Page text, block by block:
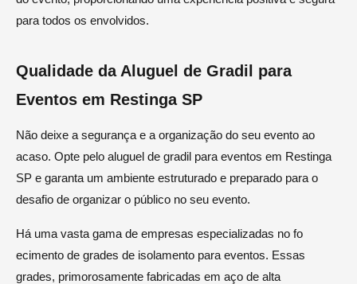
para todos os envolvidos.
Qualidade da Aluguel de Gradil para
Eventos em Restinga SP
Não deixe a segurança e a organização do seu evento ao
acaso. Opte pelo aluguel de gradil para eventos em Restinga
SP e garanta um ambiente estruturado e preparado para o
desafio de organizar o público no seu evento.
Há uma vasta gama de empresas especializadas no fo
ecimento de grades de isolamento para eventos. Essas
grades, primorosamente fabricadas em aço de alta